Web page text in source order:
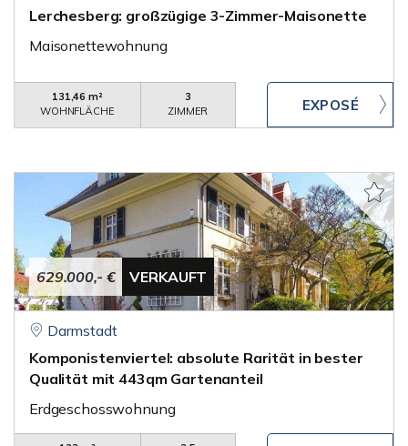
Lerchesberg: großzügige 3-Zimmer-Maisonette
Maisonettewohnung
131,46 m²
WOHNFLÄCHE
3
ZIMMER
629.000,- € VERKAUFT
Darmstadt
Komponistenviertel: absolute Rarität in bester
Qualität mit 443qm Gartenanteil
Erdgeschosswohnung